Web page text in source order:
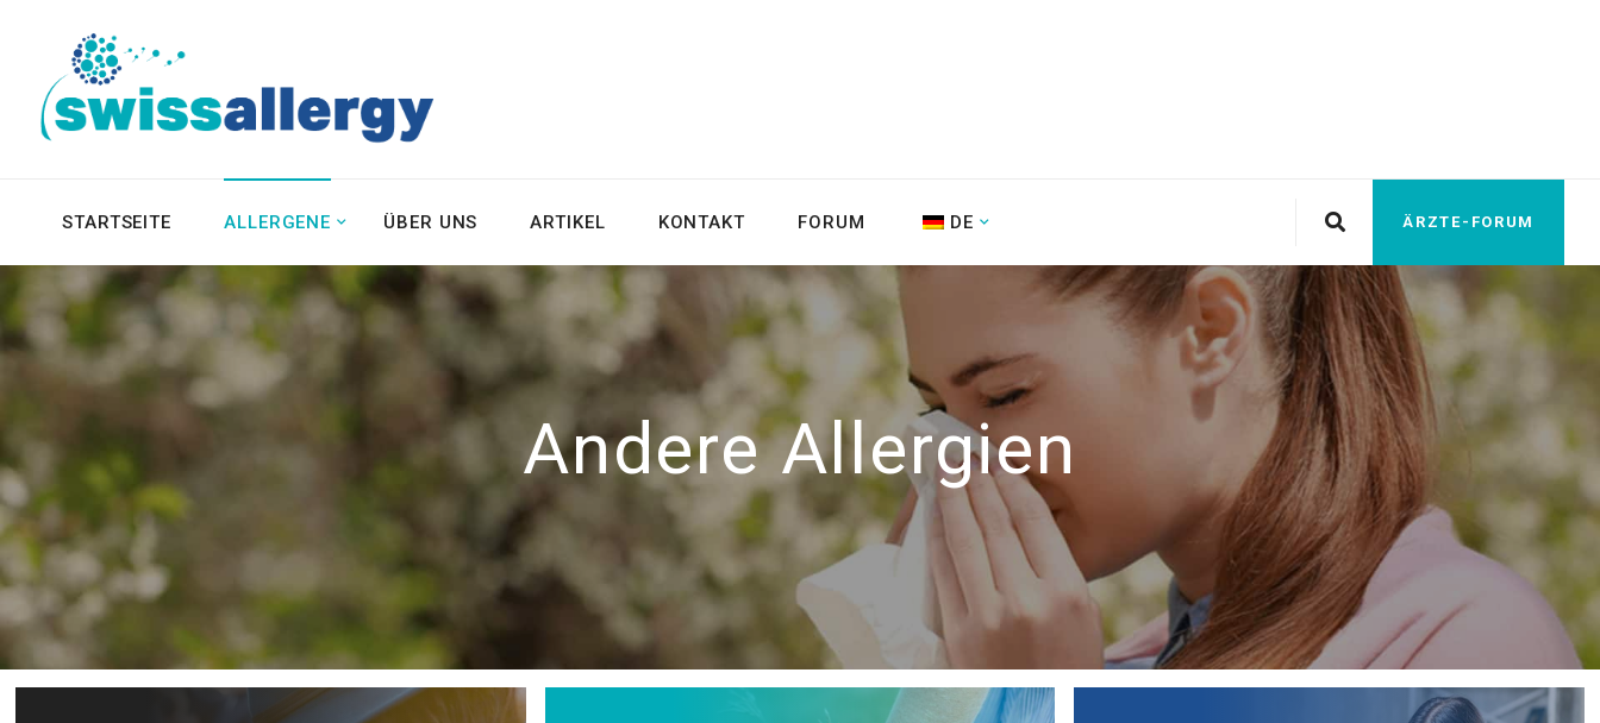
STARTSEITE ALLERGENE ÜBER UNS ARTIKEL KONTAKT FORUM DE ÄRZTE-FORUM
Andere Allergien